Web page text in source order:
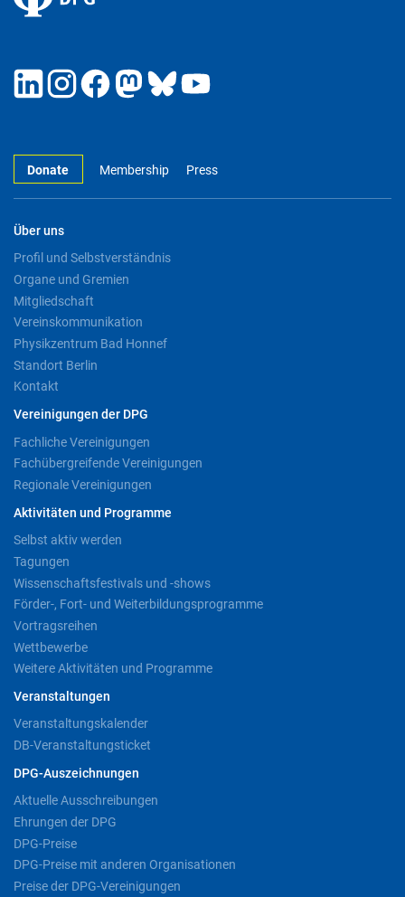
Donate Membership Press
Über uns
Profil und Selbstverständnis
Organe und Gremien
Mitgliedschaft
Vereinskommunikation
Physikzentrum Bad Honnef
Standort Berlin
Kontakt
Vereinigungen der DPG
Fachliche Vereinigungen
Fachübergreifende Vereinigungen
Regionale Vereinigungen
Aktivitäten und Programme
Selbst aktiv werden
Tagungen
Wissenschaftsfestivals und -shows
Förder-, Fort- und Weiterbildungsprogramme
Vortragsreihen
Wettbewerbe
Weitere Aktivitäten und Programme
Veranstaltungen
Veranstaltungskalender
DB-Veranstaltungsticket
DPG-Auszeichnungen
Aktuelle Ausschreibungen
Ehrungen der DPG
DPG-Preise
DPG-Preise mit anderen Organisationen
Preise der DPG-Vereinigungen